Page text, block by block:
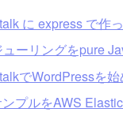
に express で作
ーリングをpure
でWordPressを始
プルをAWS